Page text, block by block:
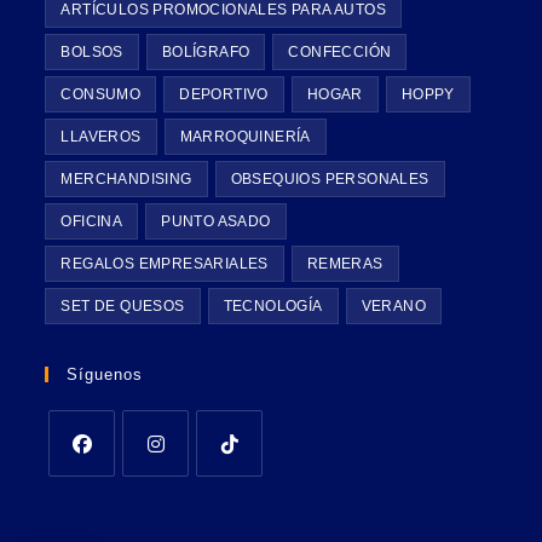
ARTÍCULOS PROMOCIONALES PARA AUTOS
BOLSOS BOLÍGRAFO CONFECCIÓN
CONSUMO DEPORTIVO HOGAR HOPPY
LLAVEROS MARROQUINERÍA
MERCHANDISING OBSEQUIOS PERSONALES
OFICINA PUNTO ASADO
REGALOS EMPRESARIALES REMERAS
SET DE QUESOS TECNOLOGÍA VERANO
Síguenos